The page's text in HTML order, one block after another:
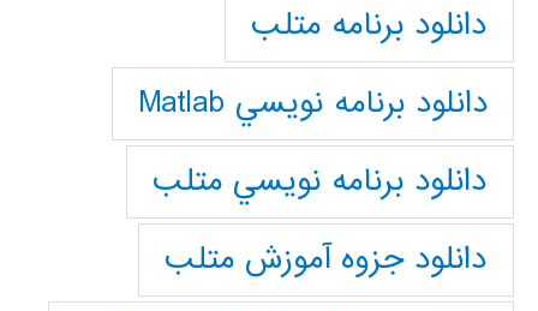
دانلود برنامه متلب
دانلود برنامه نويسي Matlab
دانلود برنامه نويسي متلب
دانلود جزوه آموزش متلب